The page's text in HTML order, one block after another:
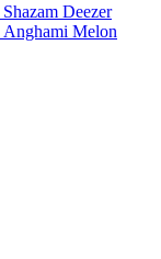
Shazam Deezer
Anghami Melon